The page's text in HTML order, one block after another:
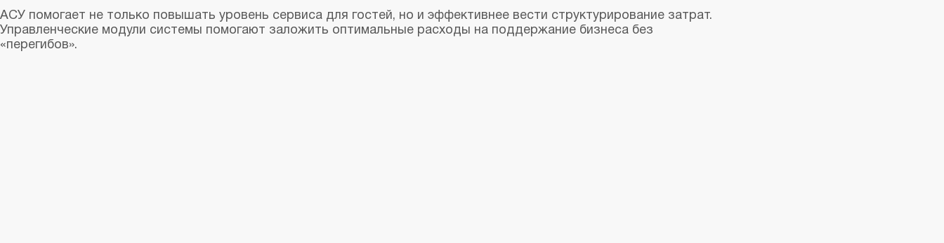
АСУ помогает не только повышать уровень сервиса для гостей, но и эффективнее вести структурирование затрат.
Управленческие модули системы помогают заложить оптимальные расходы на поддержание бизнеса без
«перегибов».